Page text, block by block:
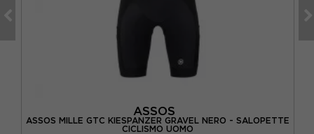
ASSOS
ASSOS MILLE GTC KIESPANZER GRAVEL NERO - SALOPETTE
CICLISMO UOMO